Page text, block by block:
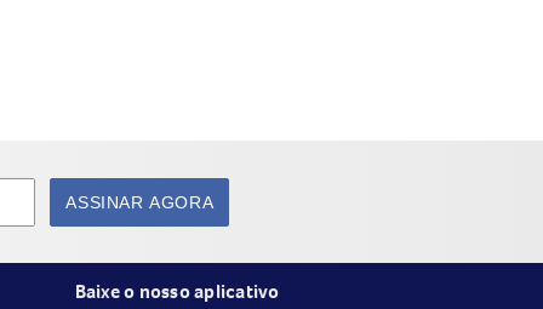
ASSINAR AGORA
Baixe o nosso aplicativo